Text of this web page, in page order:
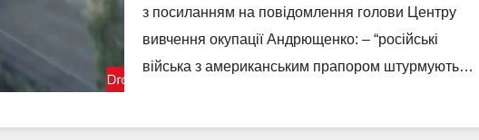
з посиланням на повідомлення голови Центру
вивчення окупації Андрющенко: – “російські
війська з американським прапором штурмують…